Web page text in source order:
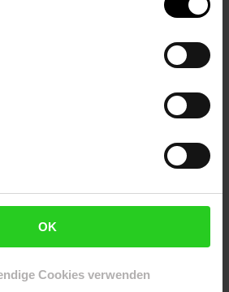
OK
Cookies verwenden
zu wechseln. Die beeindruckende
kann sie bis zu 3 Monate lang
Ihnen die Freiheit gibt, ohne ständiges
Ladezeit, um Ihnen weitere 8
Nutzung zu ermöglichen. Durch die
Linux, Chrome OS, iOS und Android,
äußerst vielseitig und passt sich
ein neues Maß an Komfort, Effizienz
kabellosen Maus – dem
Arbeits- und Kreativprojekte.